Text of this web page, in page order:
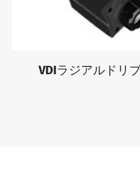
VDIラジアルドリ